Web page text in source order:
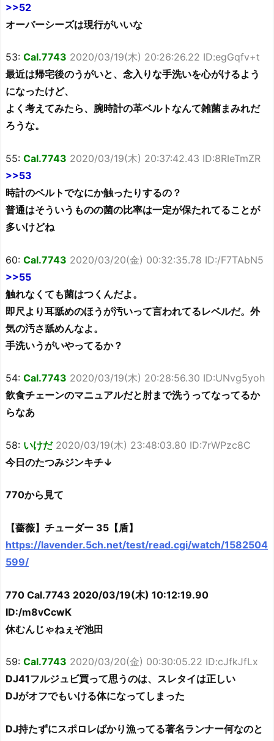
>>52
オーバーシーズは現行がいいな
53: Cal.7743 2020/03/19(木) 20:26:26.22 ID:egGqfv+t
最近は帰宅後のうがいと、念入りな手洗いを心がけるよう
になったけど、
よく考えてみたら、腕時計の革ベルトなんて雑菌まみれだ
ろうな。
55: Cal.7743 2020/03/19(木) 20:37:42.43 ID:8RIeTmZR
>>53
時計のベルトでなにか触ったりするの？
普通はそういうものの菌の比率は一定が保たれてることが
多いけどね
60: Cal.7743 2020/03/20(金) 00:32:35.78 ID:/F7TAbN5
>>55
触れなくても菌はつくんだよ。
即尺より耳舐めのほうが汚いって言われてるレベルだ。外
気の汚さ舐めんなよ。
手洗いうがいやってるか？
54: Cal.7743 2020/03/19(木) 20:28:56.30 ID:UNvg5yoh
飲食チェーンのマニュアルだと肘まで洗うってなってるか
らなあ
58: いけだ 2020/03/19(木) 23:48:03.80 ID:7rWPzc8C
今日のたつみジンキチ↓
770から見て
【薔薇】チューダー 35【盾】
https://lavender.5ch.net/test/read.cgi/watch/1582504
599/
770 Cal.7743 2020/03/19(木) 10:12:19.90
ID:/m8vCcwK
休むんじゃねぇぞ池田
59: Cal.7743 2020/03/20(金) 00:30:05.22 ID:cJfkJfLx
DJ41フルジュビ買って思うのは、スレタイは正しい
DJがオフでもいける体になってしまった
DJ持たずにスポロレばかり漁ってる著名ランナー何なのと